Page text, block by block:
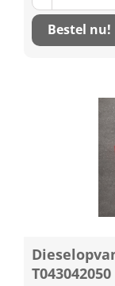
Bestel nu!
T043042050